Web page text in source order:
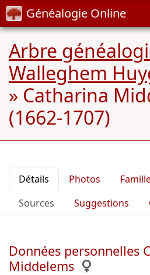
Généalogie Online
Arbre
Walleghem
» Catharina
(1662-1707)
Détails Photos
Sources
Suggestions
Données personnelles
Middelems